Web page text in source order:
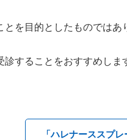
を目的としたものではあ
診することをおすすめしま
「ハレナーススプ